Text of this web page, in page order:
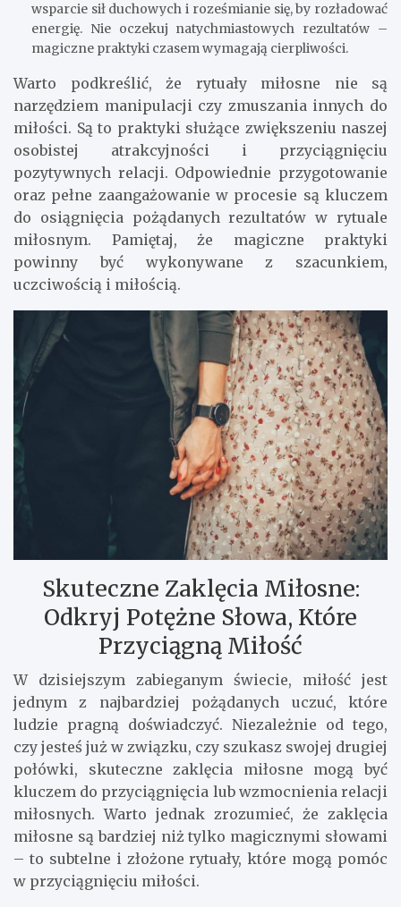
wsparcie sił duchowych i roześmianie się, by rozładować
energię. Nie oczekuj natychmiastowych rezultatów –
magiczne praktyki czasem wymagają cierpliwości.
Warto podkreślić, że rytuały miłosne nie są
narzędziem manipulacji czy zmuszania innych do
miłości. Są to praktyki służące zwiększeniu naszej
osobistej atrakcyjności i przyciągnięciu
pozytywnych relacji. Odpowiednie przygotowanie
oraz pełne zaangażowanie w procesie są kluczem
do osiągnięcia pożądanych rezultatów w rytuale
miłosnym. Pamiętaj, że magiczne praktyki
powinny być wykonywane z szacunkiem,
uczciwością i miłością.
Skuteczne Zaklęcia Miłosne:
Odkryj Potężne Słowa, Które
Przyciągną Miłość
W dzisiejszym zabieganym świecie, miłość jest
jednym z najbardziej pożądanych uczuć, które
ludzie pragną doświadczyć. Niezależnie od tego,
czy jesteś już w związku, czy szukasz swojej drugiej
połówki, skuteczne zaklęcia miłosne mogą być
kluczem do przyciągnięcia lub wzmocnienia relacji
miłosnych. Warto jednak zrozumieć, że zaklęcia
miłosne są bardziej niż tylko magicznymi słowami
– to subtelne i złożone rytuały, które mogą pomóc
w przyciągnięciu miłości.